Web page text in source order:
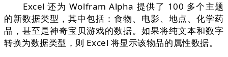
Excel 还为 Wolfram Alpha 提供了 100 多个主题
的新数据类型，其中包括：食物、电影、地点、化学药
品，甚至是神奇宝贝游戏的数据。如果将纯文本和数字
转换为数据类型，则 Excel 将显示该物品的属性数据。